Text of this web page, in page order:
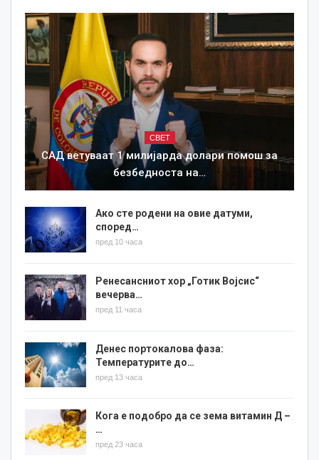
СВЕТ
САД ветуваат 1 милијарда долари помош за
безбедноста на…
Ако сте родени на овие датуми,
според…
пред 10 часа
Ренесансниот хор „Готик Војсис“
вечерва…
пред 11 часа
Денес портокалова фаза:
Температурите до…
пред 13 часа
Кога е подобро да се зема витамин Д –
…
пред 23 часа